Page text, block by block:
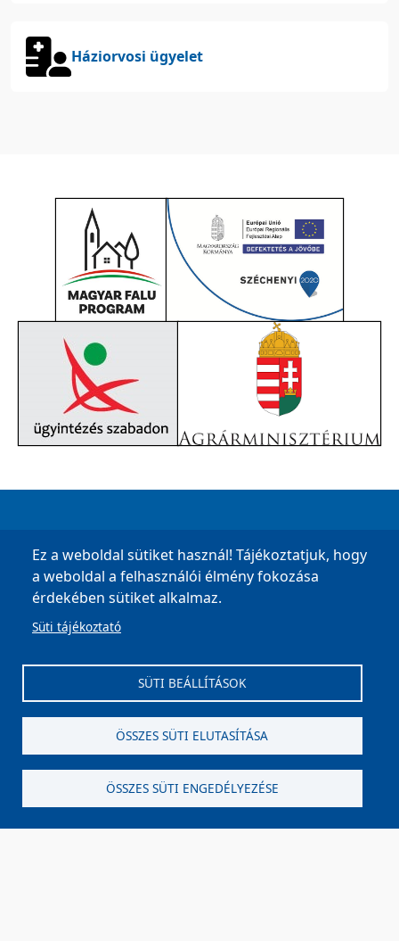
Ez a weboldal sütiket használ! Tájékoztatjuk, hogy
a weboldal a felhasználói élmény fokozása
érdekében sütiket alkalmaz.
Süti tájékoztató
SÜTI BEÁLLÍTÁSOK
ÖSSZES SÜTI ELUTASÍTÁSA
ÖSSZES SÜTI ENGEDÉLYEZÉSE
Háziorvosi ügyelet
MOHA Község Önkormányzata, 8042 Moha, Fő u. 26.
Tel:+36 22 596 002,+36 22 596 003| E-mail:
onkormanyzat@moha.hu | Ügyfélfogadás: Kedd,
Csütörtök: 8-12, 13-15 óráig